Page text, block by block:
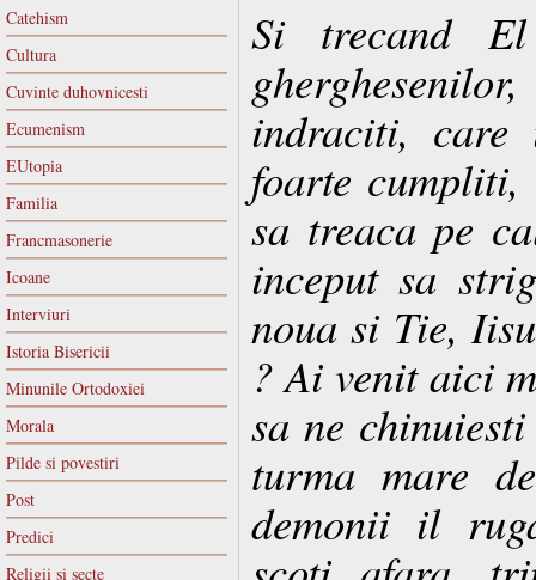
Catehism
Cultura
Cuvinte duhovnicesti
Ecumenism
EUtopia
Familia
Francmasonerie
Icoane
Interviuri
Istoria Bisericii
Minunile Ortodoxiei
Morala
Pilde si povestiri
Post
Predici
Religii si secte
Si trecand
indraciti, care
foarte
sa treaca pe
inceput sa
noua si Tie,
? Ai venit aici
sa ne
turma mare
demonii il